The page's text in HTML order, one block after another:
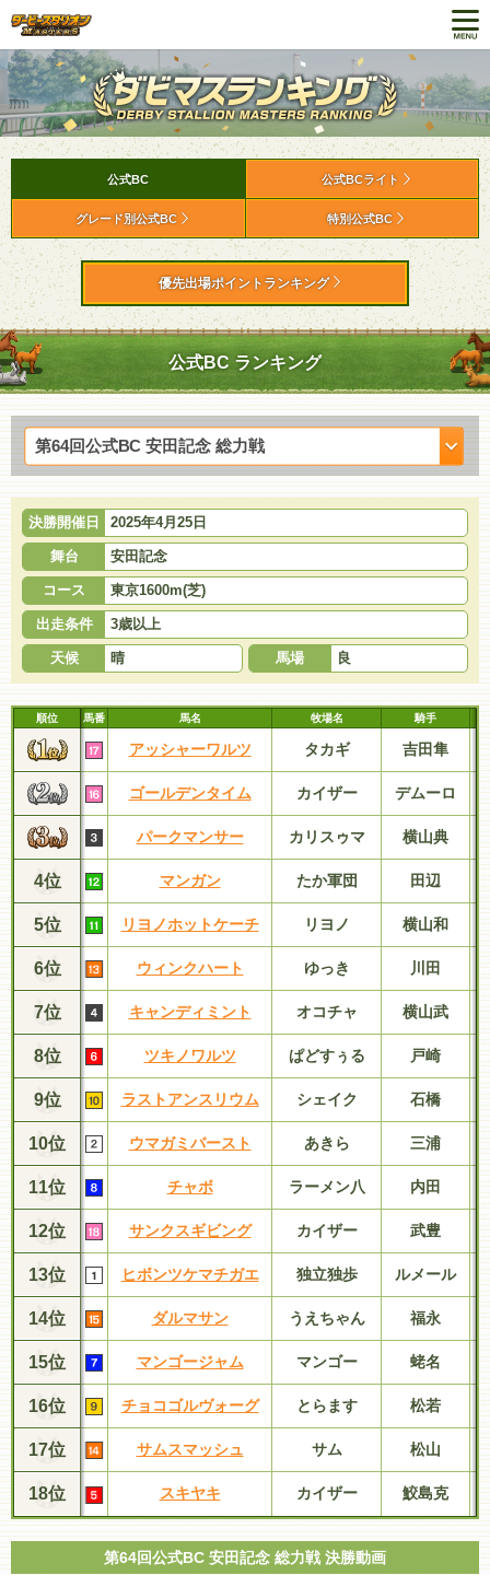
公式BC 公式BCライト
グレード別公式BC 特別公式BC
優先出場ポイントランキング
公式BC ランキング
決勝開催日 2025年4月25日
舞台 安田記念
コース 東京1600m(芝)
出走条件 3歳以上
天候 晴 馬場 良
順位
4位
5位
6位
7位
8位
9位
10位
11位
12位
13位
14位
15位
16位
17位
18位
馬番 馬名 牧場名 騎手
アッシャーワルツ タカギ 吉田隼
ゴールデンタイム カイザー デムーロ
パークマンサー カリスゥマ 横山典
マンガン たか軍団 田辺
リヨノホットケーチ リヨノ 横山和
ウィンクハート ゆっき 川田
キャンディミント オコチャ 横山武
ツキノワルツ ぱどすぅる 戸崎
ラストアンスリウム シェイク 石橋
ウマガミバースト あきら 三浦
チャボ ラーメン八 内田
サンクスギビング カイザー 武豊
ヒボンツケマチガエ 独立独歩 ルメール
ダルマサン うえちゃん 福永
マンゴージャム マンゴー 蛯名
チョコゴルヴォーグ とらます 松若
サムスマッシュ サム 松山
スキヤキ カイザー 鮫島克
第64回公式BC 安田記念 総力戦 決勝動画